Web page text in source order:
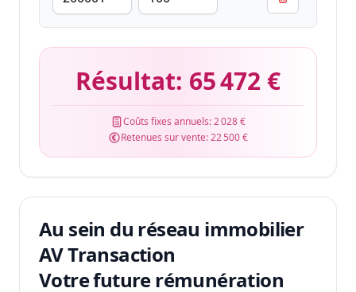
Résultat: 65 472 €
Coûts fixes annuels:2 028 €
Retenues sur vente:22 500 €
Au sein du réseau immobilier
AV Transaction
Votre future rémunération